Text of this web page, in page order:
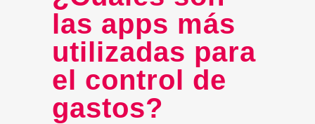
las apps más
utilizadas para
el control de
gastos?